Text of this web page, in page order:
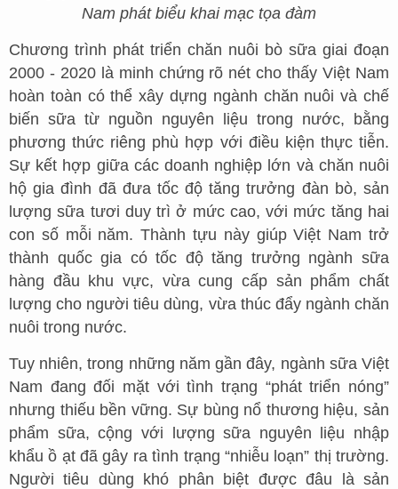
Nam phát biểu khai mạc tọa đàm
Chương trình phát triển chăn nuôi bò sữa giai đoạn
2000 - 2020 là minh chứng rõ nét cho thấy Việt Nam
hoàn toàn có thể xây dựng ngành chăn nuôi và chế
biến sữa từ nguồn nguyên liệu trong nước, bằng
phương thức riêng phù hợp với điều kiện thực tiễn.
Sự kết hợp giữa các doanh nghiệp lớn và chăn nuôi
hộ gia đình đã đưa tốc độ tăng trưởng đàn bò, sản
lượng sữa tươi duy trì ở mức cao, với mức tăng hai
con số mỗi năm. Thành tựu này giúp Việt Nam trở
thành quốc gia có tốc độ tăng trưởng ngành sữa
hàng đầu khu vực, vừa cung cấp sản phẩm chất
lượng cho người tiêu dùng, vừa thúc đẩy ngành chăn
nuôi trong nước.
Tuy nhiên, trong những năm gần đây, ngành sữa Việt
Nam đang đối mặt với tình trạng “phát triển nóng”
nhưng thiếu bền vững. Sự bùng nổ thương hiệu, sản
phẩm sữa, cộng với lượng sữa nguyên liệu nhập
khẩu ồ ạt đã gây ra tình trạng “nhiễu loạn” thị trường.
Người tiêu dùng khó phân biệt được đâu là sản